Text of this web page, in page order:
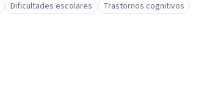
Dificultades escolares Trastornos cognitivos